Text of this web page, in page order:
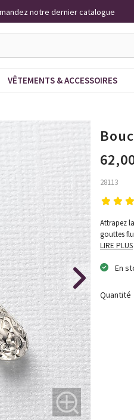
notre dernier catalogue
VÊTEMENTS & ACCESSOIRES
28113
Attrapez
gouttes
LIRE PLUS
En
Quantité